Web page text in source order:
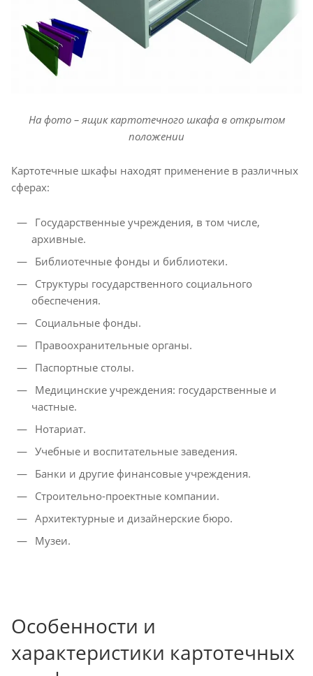
На фото – ящик картотечного шкафа в открытом
положении
Картотечные шкафы находят применение в различных
сферах:
Государственные учреждения, в том числе,
архивные.
Библиотечные фонды и библиотеки.
Структуры государственного социального
обеспечения.
Социальные фонды.
Правоохранительные органы.
Паспортные столы.
Медицинские учреждения: государственные и
частные.
Нотариат.
Учебные и воспитательные заведения.
Банки и другие финансовые учреждения.
Строительно-проектные компании.
Архитектурные и дизайнерские бюро.
Музеи.
Особенности и
характеристики картотечных